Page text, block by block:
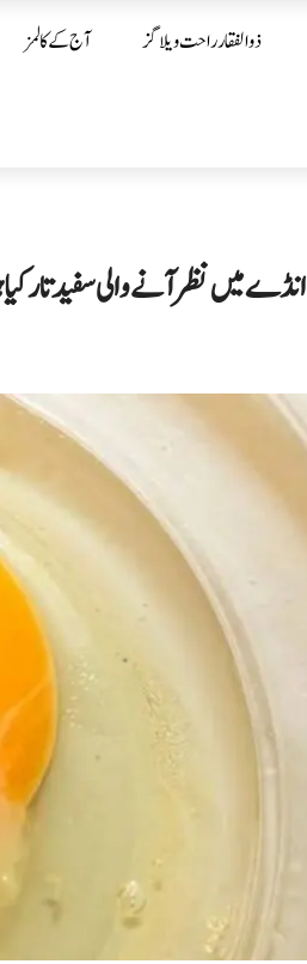
آج کے کالمز ذوالفقار راحت ویلاگز
انڈے میں نظر آنے والی سفید تار